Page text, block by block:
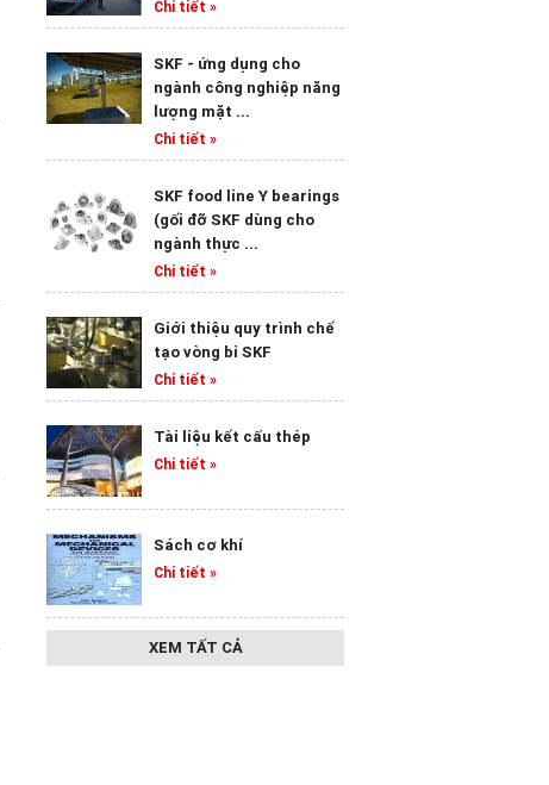
Chi tiết »
SKF - ứng dụng cho
ngành công nghiệp năng
lượng mặt ...
Chi tiết »
SKF food line Y bearings
(gối đỡ SKF dùng cho
ngành thực ...
Chi tiết »
Giới thiệu quy trình chế
tạo vòng bi SKF
Chi tiết »
Tài liệu kết cấu thép
Chi tiết »
Sách cơ khí
Chi tiết »
XEM TẤT CẢ